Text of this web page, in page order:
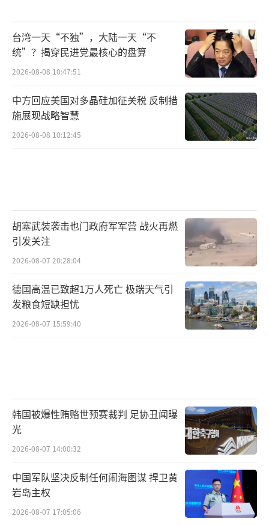
台湾一天“不独”，大陆一天“不
统”？揭穿民进党最核心的盘算
2026-08-08 10:47:51
中方回应美国对多晶硅加征关税 反制措
施展现战略智慧
2026-08-08 10:12:45
胡塞武装袭击也门政府军军营 战火再燃
引发关注
2026-08-07 20:28:04
德国高温已致超1万人死亡 极端天气引
发粮食短缺担忧
2026-08-07 15:59:40
韩国被爆性贿赂世预赛裁判 足协丑闻曝
光
2026-08-07 14:00:32
中国军队坚决反制任何闹海图谋 捍卫黄
岩岛主权
2026-08-07 17:05:06